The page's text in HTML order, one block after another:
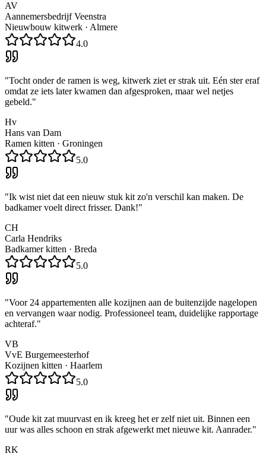
AV
Aannemersbedrijf Veenstra
Nieuwbouw kitwerk · Almere
4.0
"Tocht onder de ramen is weg, kitwerk ziet er strak uit. Eén ster eraf
omdat ze iets later kwamen dan afgesproken, maar wel netjes
gebeld."
Hv
Hans van Dam
Ramen kitten · Groningen
5.0
"Ik wist niet dat een nieuw stuk kit zo'n verschil kan maken. De
badkamer voelt direct frisser. Dank!"
CH
Carla Hendriks
Badkamer kitten · Breda
5.0
"Voor 24 appartementen alle kozijnen aan de buitenzijde nagelopen
en vervangen waar nodig. Professioneel team, duidelijke rapportage
achteraf."
VB
VvE Burgemeesterhof
Kozijnen kitten · Haarlem
5.0
"Oude kit zat muurvast en ik kreeg het er zelf niet uit. Binnen een
uur was alles schoon en strak afgewerkt met nieuwe kit. Aanrader."
RK